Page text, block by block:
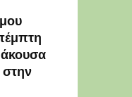
άκουσα
στην